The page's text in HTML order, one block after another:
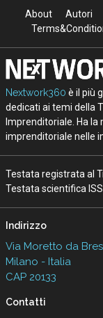
About Autori
Nextwork360 è il più
dedicati ai temi della
Imprenditoriale. Ha
imprenditoriale nelle
Testata registrata al
Testata scientifica
Indirizzo
Via Moretto da
Milano - Italia
CAP 20133
Contatti